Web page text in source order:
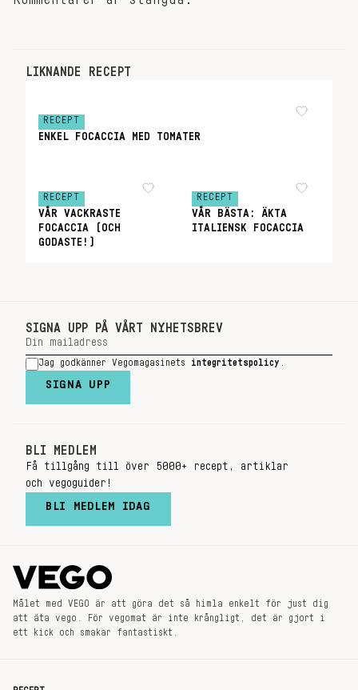
LIKNANDE RECEPT
RECEPT
ENKEL FOCACCIA MED TOMATER
RECEPT
VÅR VACKRASTE
FOCACCIA (OCH
GODASTE!)
RECEPT
VÅR BÄSTA: ÄKTA
ITALIENSK FOCACCIA
SIGNA UPP PÅ VÅRT NYHETSBREV
Jag godkänner Vegomagasinets integritetspolicy
SIGNA UPP
BLI MEDLEM
Få tillgång till över 5000+ recept, artiklar
och vegoguider!
BLI MEDLEM IDAG
Målet med VEGO är att göra det så himla enkelt för just dig
att äta vego. För vegomat är inte krångligt, det är gjort i
ett kick och smakar fantastiskt.